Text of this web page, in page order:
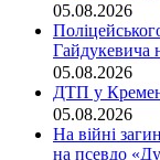
05.08.2026
Гайдукевича
05.08.2026
ДТП у
05.08.2026
На війні
на псевдо